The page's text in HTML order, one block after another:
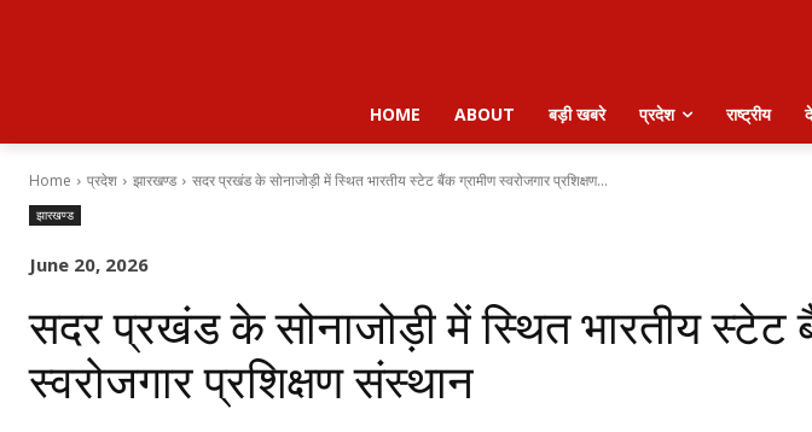
HOME ABOUT बड़ी खबरे प्रदेश राष्ट्रीय
Home प्रदेश झारखण्ड सदर प्रखंड के सोनाजोड़ी में स्थित भारतीय स्टेट बैंक ग्रामीण स्वरोजगार प्रशिक्षण...
झारखण्ड
June 20, 2026
सदर प्रखंड के सोनाजोड़ी में स्थित भारतीय स्टेट
स्वरोजगार प्रशिक्षण संस्थान